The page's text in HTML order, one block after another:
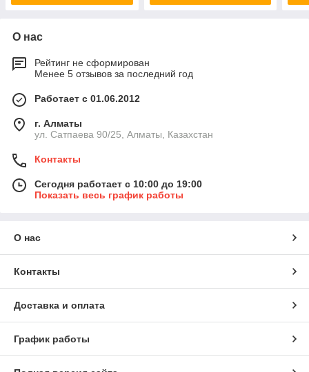
О нас
Рейтинг не сформирован
Менее 5 отзывов за последний год
Работает с 01.06.2012
г. Алматы
ул. Сатпаева 90/25, Алматы, Казахстан
Контакты
Сегодня работает с 10:00 до 19:00
Показать весь график работы
О нас
Контакты
Доставка и оплата
График работы